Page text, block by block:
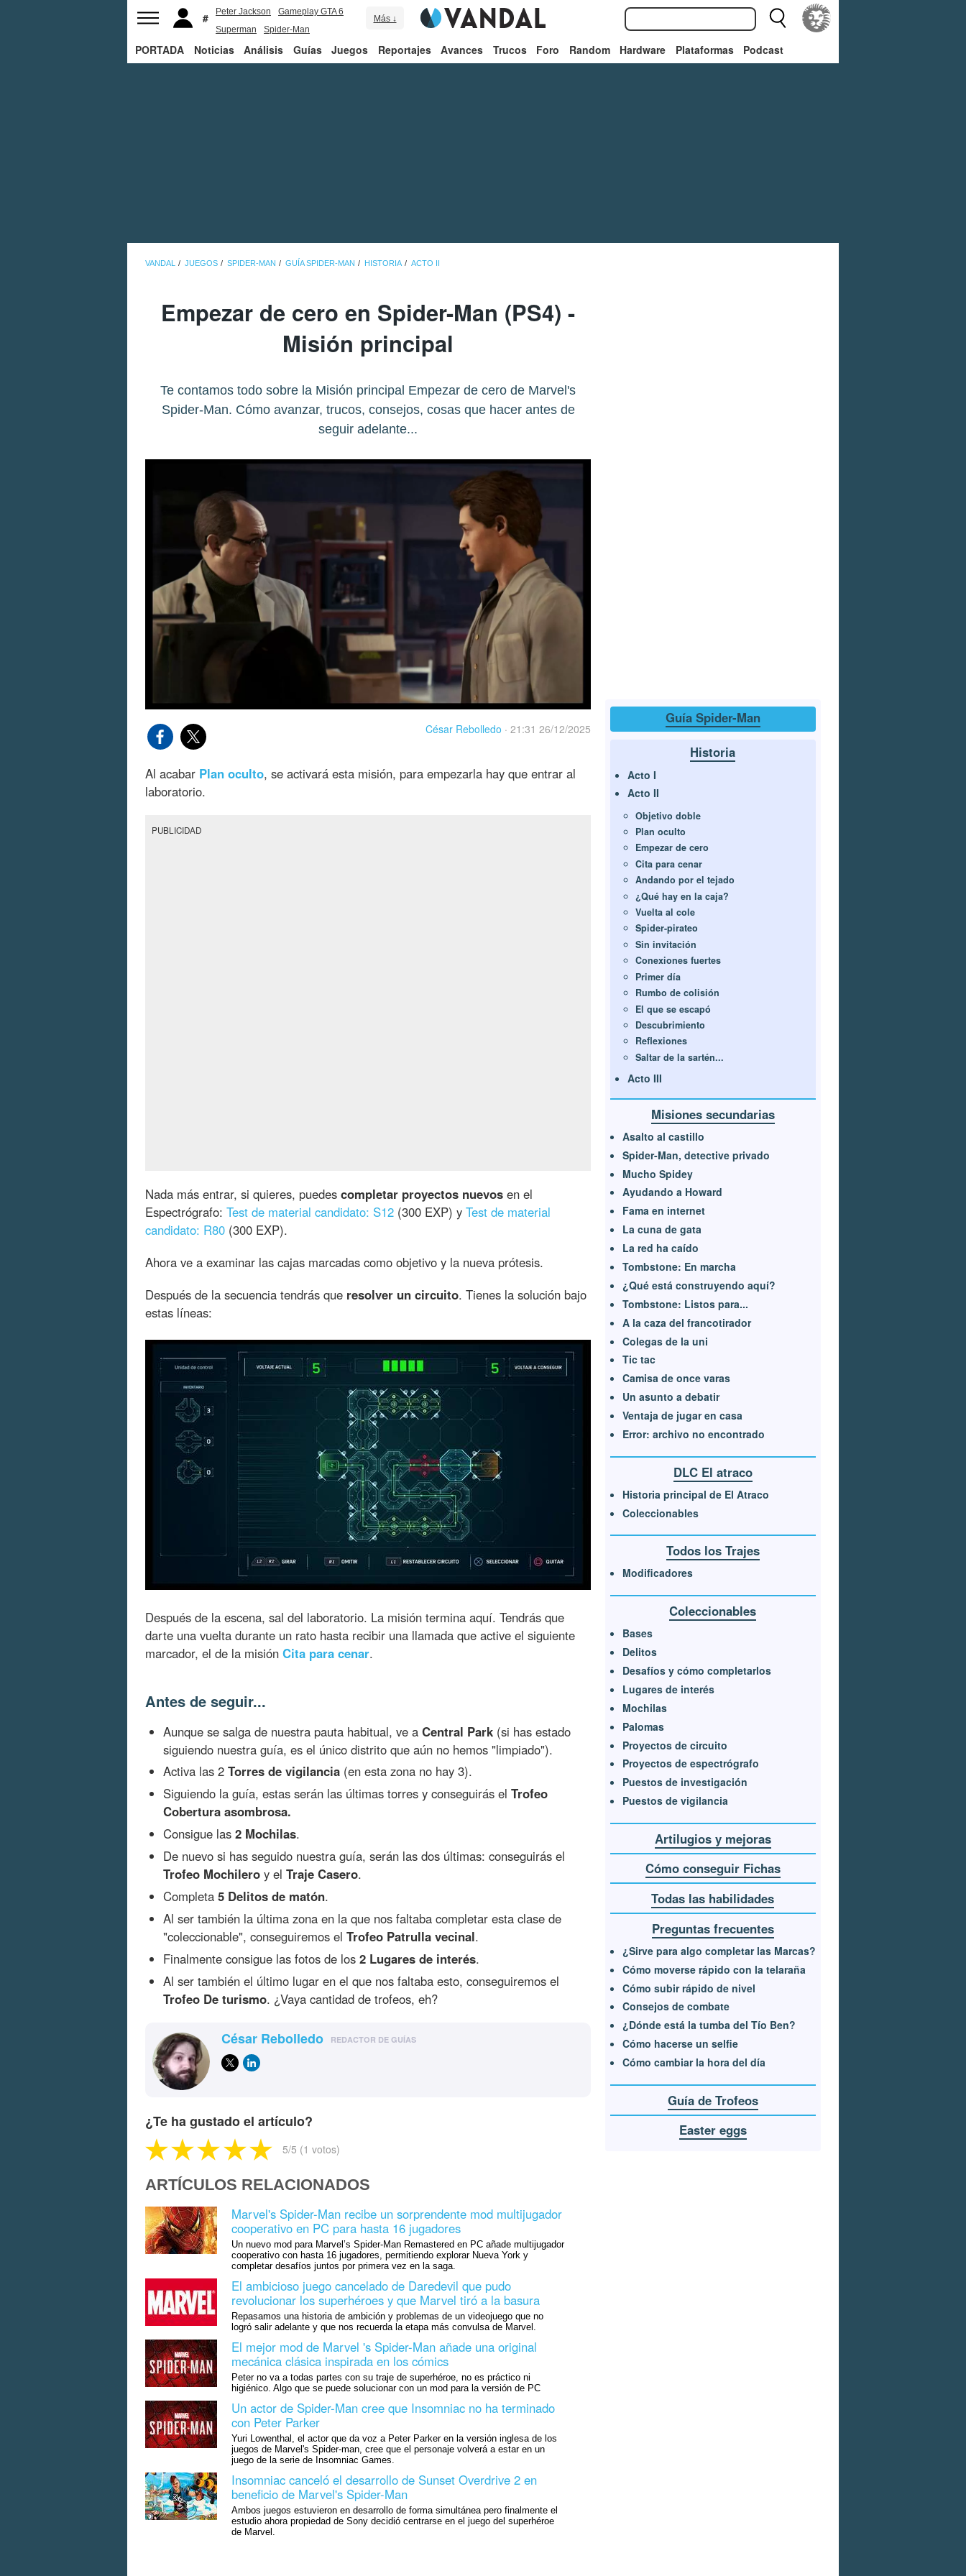
Peter Jackson
Gameplay GTA 6
Superman
Spider-Man
Más ↓
PORTADA Noticias Análisis Guías Juegos Reportajes Avances Trucos Foro Random Hardware Plataformas Podcast
VANDAL JUEGOS SPIDER-MAN GUÍA SPIDER-MAN HISTORIA ACTO II
Empezar de cero en Spider-Man (PS4) -
Misión principal
Te contamos todo sobre la Misión principal Empezar de cero de Marvel's
Spider-Man. Cómo avanzar, trucos, consejos, cosas que hacer antes de
seguir adelante...
César Rebolledo · 21:31 26/12/2025
Al acabar Plan oculto, se activará esta misión, para empezarla hay que entrar al
laboratorio.
PUBLICIDAD
Nada más entrar, si quieres, puedes completar proyectos nuevos en el
Espectrógrafo: Test de material candidato: S12 (300 EXP) y Test de material
candidato: R80 (300 EXP).
Ahora ve a examinar las cajas marcadas como objetivo y la nueva prótesis.
Después de la secuencia tendrás que resolver un circuito. Tienes la solución bajo
estas líneas:
Después de la escena, sal del laboratorio. La misión termina aquí. Tendrás que
darte una vuelta durante un rato hasta recibir una llamada que active el siguiente
marcador, el de la misión Cita para cenar.
Antes de seguir...
Aunque se salga de nuestra pauta habitual, ve a Central Park (si has estado
siguiendo nuestra guía, es el único distrito que aún no hemos "limpiado").
Activa las 2 Torres de vigilancia (en esta zona no hay 3).
Siguiendo la guía, estas serán las últimas torres y conseguirás el Trofeo
Cobertura asombrosa.
Consigue las 2 Mochilas.
De nuevo si has seguido nuestra guía, serán las dos últimas: conseguirás el
Trofeo Mochilero y el Traje Casero.
Completa 5 Delitos de matón.
Al ser también la última zona en la que nos faltaba completar esta clase de
"coleccionable", conseguiremos el Trofeo Patrulla vecinal.
Finalmente consigue las fotos de los 2 Lugares de interés.
Al ser también el último lugar en el que nos faltaba esto, conseguiremos el
Trofeo De turismo. ¿Vaya cantidad de trofeos, eh?
César Rebolledo REDACTOR DE GUÍAS
¿Te ha gustado el artículo?
5/5 (1 votos)
ARTÍCULOS RELACIONADOS
Marvel's Spider-Man recibe un sorprendente mod multijugador
cooperativo en PC para hasta 16 jugadores
Un nuevo mod para Marvel’s Spider-Man Remastered en PC añade multijugador
cooperativo con hasta 16 jugadores, permitiendo explorar Nueva York y
completar desafíos juntos por primera vez en la saga.
El ambicioso juego cancelado de Daredevil que pudo
revolucionar los superhéroes y que Marvel tiró a la basura
Repasamos una historia de ambición y problemas de un videojuego que no
logró salir adelante y que nos recuerda la etapa más convulsa de Marvel.
El mejor mod de Marvel 's Spider-Man añade una original
mecánica clásica inspirada en los cómics
Peter no va a todas partes con su traje de superhéroe, no es práctico ni
higiénico. Algo que se puede solucionar con un mod para la versión de PC
Un actor de Spider-Man cree que Insomniac no ha terminado
con Peter Parker
Yuri Lowenthal, el actor que da voz a Peter Parker en la versión inglesa de los
juegos de Marvel's Spider-man, cree que el personaje volverá a estar en un
juego de la serie de Insomniac Games.
Insomniac canceló el desarrollo de Sunset Overdrive 2 en
beneficio de Marvel's Spider-Man
Ambos juegos estuvieron en desarrollo de forma simultánea pero finalmente el
estudio ahora propiedad de Sony decidió centrarse en el juego del superhéroe
de Marvel.
Guía Spider-Man
Historia
Acto I
Acto II
Objetivo doble
Plan oculto
Empezar de cero
Cita para cenar
Andando por el tejado
¿Qué hay en la caja?
Vuelta al cole
Spider-pirateo
Sin invitación
Conexiones fuertes
Primer día
Rumbo de colisión
El que se escapó
Descubrimiento
Reflexiones
Saltar de la sartén...
Acto III
Misiones secundarias
Asalto al castillo
Spider-Man, detective privado
Mucho Spidey
Ayudando a Howard
Fama en internet
La cuna de gata
La red ha caído
Tombstone: En marcha
¿Qué está construyendo aquí?
Tombstone: Listos para...
A la caza del francotirador
Colegas de la uni
Tic tac
Camisa de once varas
Un asunto a debatir
Ventaja de jugar en casa
Error: archivo no encontrado
DLC El atraco
Historia principal de El Atraco
Coleccionables
Todos los Trajes
Modificadores
Coleccionables
Bases
Delitos
Desafíos y cómo completarlos
Lugares de interés
Mochilas
Palomas
Proyectos de circuito
Proyectos de espectrógrafo
Puestos de investigación
Puestos de vigilancia
Artilugios y mejoras
Cómo conseguir Fichas
Todas las habilidades
Preguntas frecuentes
¿Sirve para algo completar las Marcas?
Cómo moverse rápido con la telaraña
Cómo subir rápido de nivel
Consejos de combate
¿Dónde está la tumba del Tío Ben?
Cómo hacerse un selfie
Cómo cambiar la hora del día
Guía de Trofeos
Easter eggs